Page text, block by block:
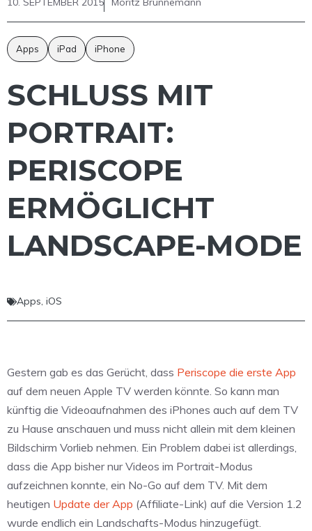
Apps iPad iPhone
SCHLUSS MIT
PORTRAIT:
PERISCOPE
ERMÖGLICHT
LANDSCAPE-MODE
Apps, iOS
Gestern gab es das Gerücht, dass Periscope die erste App
auf dem neuen Apple TV werden könnte. So kann man
künftig die Videoaufnahmen des iPhones auch auf dem TV
zu Hause anschauen und muss nicht allein mit dem kleinen
Bildschirm Vorlieb nehmen. Ein Problem dabei ist allerdings,
dass die App bisher nur Videos im Portrait-Modus
aufzeichnen konnte, ein No-Go auf dem TV. Mit dem
heutigen Update der App (Affiliate-Link) auf die Version 1.2
wurde endlich ein Landschafts-Modus hinzugefügt.